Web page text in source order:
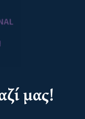
μας!